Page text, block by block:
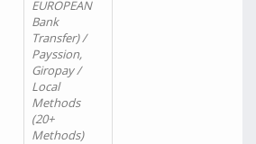
EUROPEAN
Bank
Transfer) /
Payssion,
Giropay /
Local
Methods
(20+
Methods)